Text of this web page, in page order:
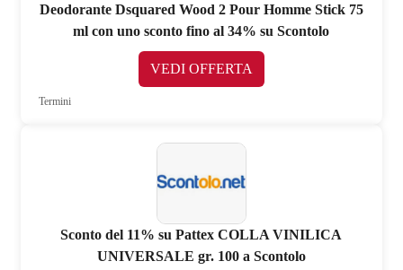
Deodorante Dsquared Wood 2 Pour Homme Stick 75
ml con uno sconto fino al 34% su Scontolo
VEDI OFFERTA
Termini
Sconto del 11% su Pattex COLLA VINILICA
UNIVERSALE gr. 100 a Scontolo